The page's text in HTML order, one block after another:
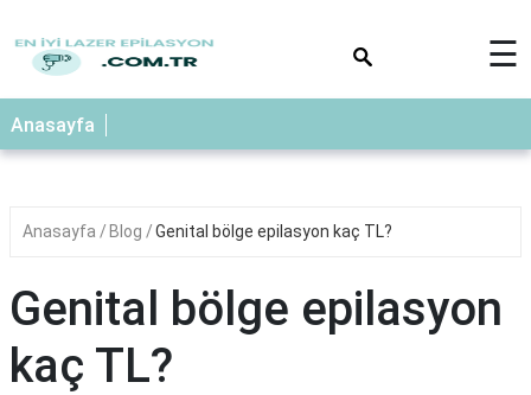
☰
Anasayfa
Anasayfa Blog Genital bölge epilasyon kaç TL?
Genital bölge epilasyon
kaç TL?